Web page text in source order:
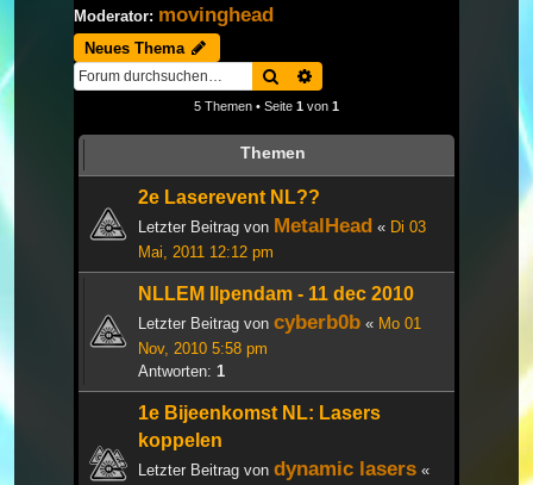
Moderator: movinghead
Neues Thema
Suche
5 Themen • Seite 1 von 1
Themen
2e Laserevent NL??
Letzter Beitrag von MetalHead « Di 03
Mai, 2011 12:12 pm
NLLEM Ilpendam - 11 dec 2010
Letzter Beitrag von cyberb0b « Mo 01
Nov, 2010 5:58 pm
Antworten: 1
1e Bijeenkomst NL: Lasers
koppelen
Letzter Beitrag von dynamic lasers «